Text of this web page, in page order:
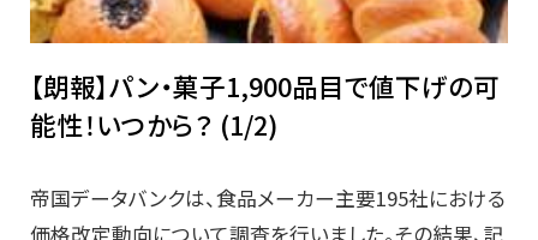
【朗報】パン・菓子1,900品目で値下げの可
能性！いつから？ (1/2)
帝国データバンクは、食品メーカー主要195社における